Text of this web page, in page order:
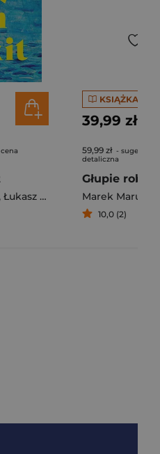
, Łukasz Müller
KSIĄŻKA
39,99 zł
59,99 zł -
detaliczna
Marek
10,0 (2)